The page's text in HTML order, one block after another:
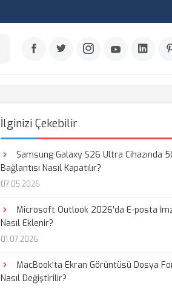
İlginizi Çekebilir
Samsung Galaxy S26 Ultra Cihazında
Bağlantısı Nasıl Kapatılır?
07.05.2026
Microsoft Outlook 2026'da E-posta
Nasıl Eklenir?
01.07.2026
MacBook'ta Ekran Görüntüsü Dosya
Nasıl Değiştirilir?